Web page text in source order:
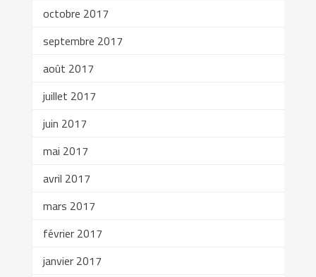
octobre 2017
septembre 2017
août 2017
juillet 2017
juin 2017
mai 2017
avril 2017
mars 2017
février 2017
janvier 2017